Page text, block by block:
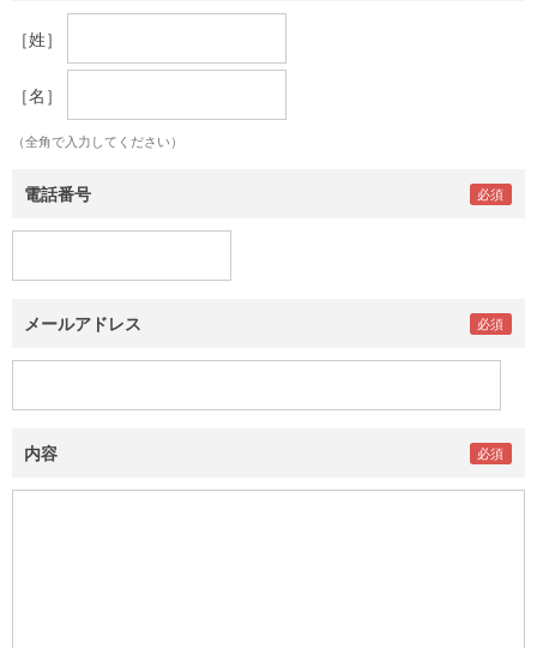
［姓］
［名］
（全角で入力してください）
電話番号
メールアドレス
内容